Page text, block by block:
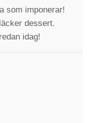
som imponerar!
dessert.
idag!